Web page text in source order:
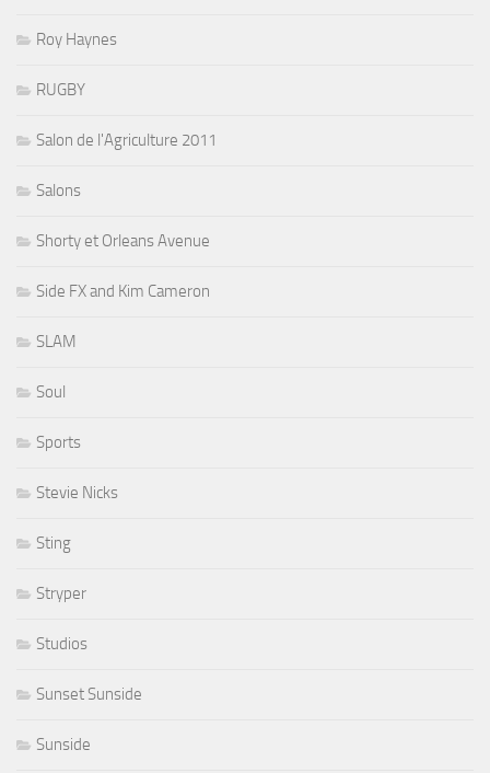
Roy Haynes
RUGBY
Salon de l'Agriculture 2011
Salons
Shorty et Orleans Avenue
Side FX and Kim Cameron
SLAM
Soul
Sports
Stevie Nicks
Sting
Stryper
Studios
Sunset Sunside
Sunside